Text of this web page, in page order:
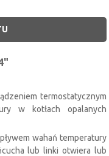
termostatycznym
w kotłach opalanych
wahań temperatury
lub linki otwiera lub